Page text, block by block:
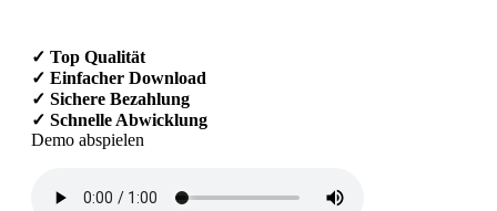
✓ Top Qualität
✓ Einfacher Download
✓ Sichere Bezahlung
✓ Schnelle Abwicklung
Demo abspielen